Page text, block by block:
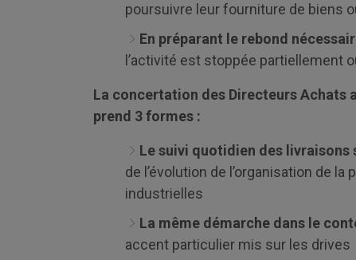
poursuivre leur fourniture de biens
En préparant le rebond
l’activité est stoppée partiellement
La concertation des Directeurs Achats
prend 3 formes :
Le suivi quotidien des
de l’évolution de l’organisation de
industrielles
La même démarche dans le
accent particulier mis sur les drives